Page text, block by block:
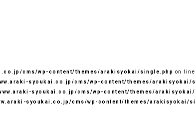
cms/wp-content/themes/arakisyokai/single.php on line
syoukai.co.jp/cms/wp-content/themes/arakisyokai/
syoukai.co.jp/cms/wp-content/themes/
syoukai.co.jp/cms/wp-content/themes/arakisyokai/